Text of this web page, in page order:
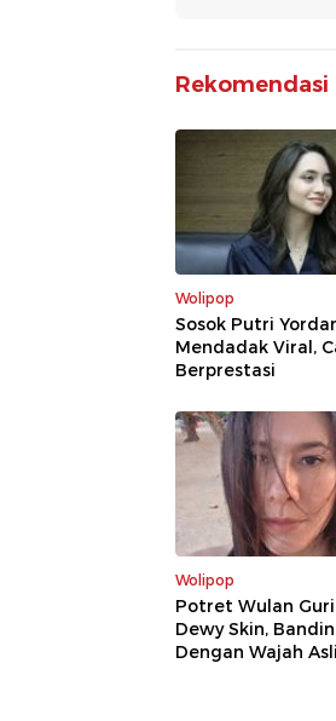
Wolipop
Sosok Putri
Mendadak Viral,
Berprestasi
Wolipop
Potret Wulan
Dewy Skin,
Dengan Wajah